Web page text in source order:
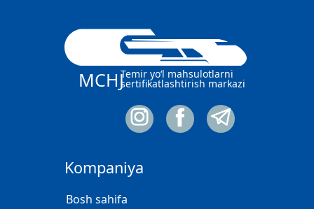
MCHJTemir yo‘l mahsulotlarni
sertifikatlashtirish markazi
Kompaniya
Bosh sahifa